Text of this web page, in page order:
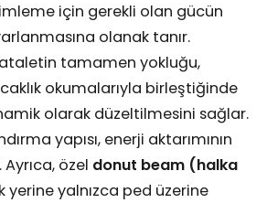
için gerekli olan gücün
olanak tanır.
tamamen yokluğu,
okumalarıyla birleştiğinde
olarak düzeltilmesini sağlar.
yapısı, enerji aktarımının
özel donut beam (halka
yerine yalnızca ped üzerine